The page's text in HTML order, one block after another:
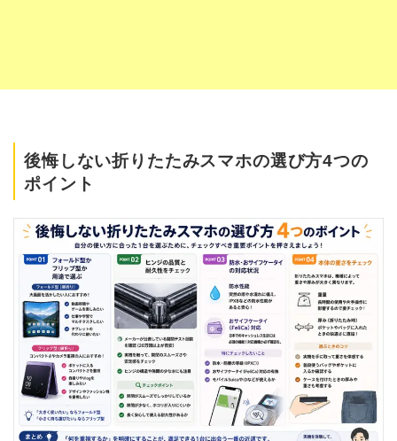
後悔しない折りたたみスマホの選び方4つの
ポイント